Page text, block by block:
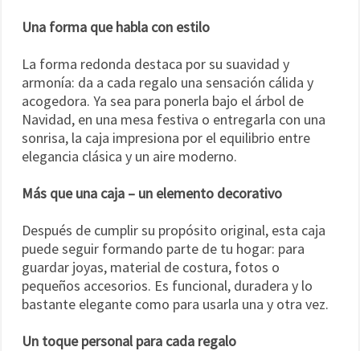
Una forma que habla con estilo
La forma redonda destaca por su suavidad y
armonía: da a cada regalo una sensación cálida y
acogedora. Ya sea para ponerla bajo el árbol de
Navidad, en una mesa festiva o entregarla con una
sonrisa, la caja impresiona por el equilibrio entre
elegancia clásica y un aire moderno.
Más que una caja – un elemento decorativo
Después de cumplir su propósito original, esta caja
puede seguir formando parte de tu hogar: para
guardar joyas, material de costura, fotos o
pequeños accesorios. Es funcional, duradera y lo
bastante elegante como para usarla una y otra vez.
Un toque personal para cada regalo